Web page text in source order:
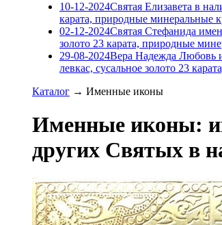
10-12-2024Святая Елизавета в
карата, природные минеральные
02-12-2024Святая Стефанида
золото 23 карата, природные
29-08-2024Вера Надежда Любовь
левкас, сусальное золото 23
Каталог → Именные иконы
Именные иконы:
других Святых в